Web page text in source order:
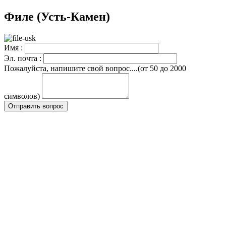
Филе (Усть-Камен)
Имя :
Эл. почта :
Пожалуйста, напишите свой вопрос....(от 50 до 2000
символов)
Отправить вопрос